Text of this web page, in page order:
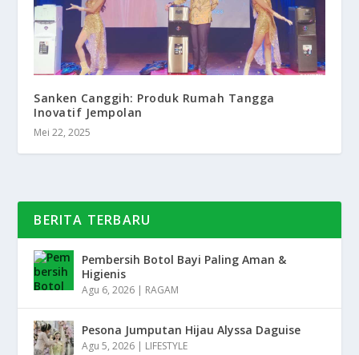
Sanken Canggih: Produk Rumah Tangga
Inovatif Jempolan
Mei 22, 2025
BERITA TERBARU
Pembersih Botol Bayi Paling Aman &
Higienis
Agu 6, 2026 | RAGAM
Pesona Jumputan Hijau Alyssa Daguise
Agu 5, 2026 | LIFESTYLE